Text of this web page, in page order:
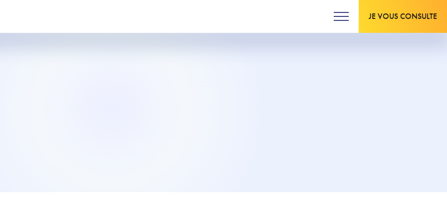
JE VOUS CONSULTE